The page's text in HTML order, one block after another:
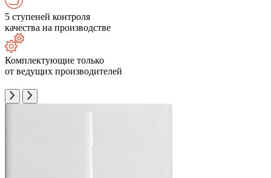
5 ступеней контроля
качества на производстве
Комплектующие только
от ведущих производителей